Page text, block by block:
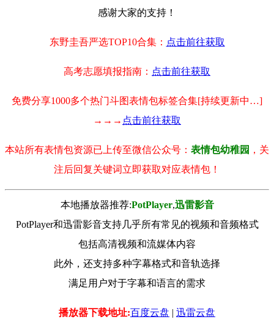
感谢大家的支持！
东野圭吾严选TOP10合集： 点击前往获取
高考志愿填报指南： 点击前往获取
免费分享1000多个热门斗图表情包标签合集[持续更新中…]
→→→ 点击前往获取
本站所有表情包资源已上传至微信公众号： 表情包幼稚园 ，关
注后回复关键词立即获取对应表情包！
本地播放器推荐:РotРlayer,迅雷影音
PotPlayer和迅雷影音支持几乎所有常见的视频和音频格式
包括高清视频和流媒体内容
此外，还支持多种字幕格式和音轨选择
满足用户对于字幕和语言的需求
播放器下载地址:百度云盘 | 迅雷云盘